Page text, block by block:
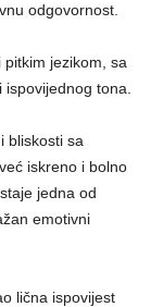
odgovornost.
jezikom, sa
tona.
bliskosti sa
iskreno i bolno
jedna od
emotivni
lična ispovijest